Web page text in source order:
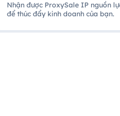
Nhận được ProxySale IP nguồn
để thúc đẩy kinh doanh của bạn.